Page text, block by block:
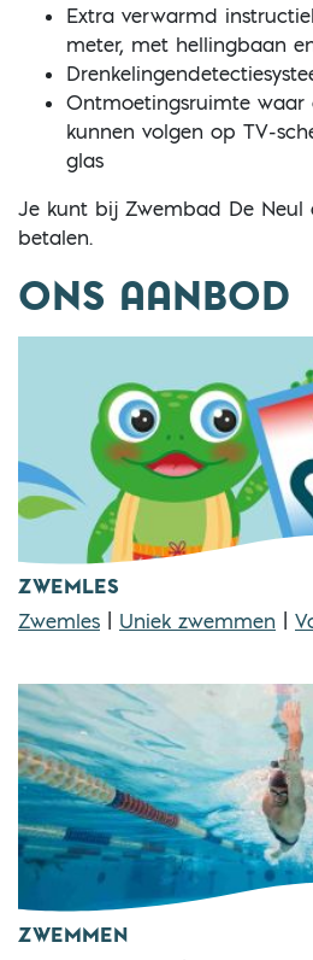
Extra verwarmd
meter, met hellingbaan
Ontmoetingsruimte waar
kunnen volgen op TV-
glas
Je kunt bij Zwembad De Neul
betalen.
ONS AANBOD
ZWEMLES
Zwemles Uniek zwemmen
ZWEMMEN